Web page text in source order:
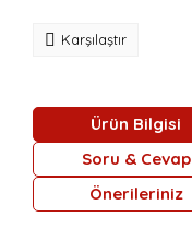
Karşılaştır
Ürün Bilgisi
Soru & Cevap
Önerileriniz